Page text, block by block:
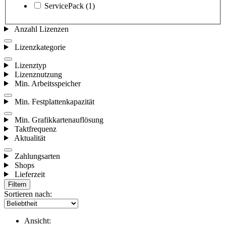
ServicePack (1)
Anzahl Lizenzen
Lizenzkategorie
Lizenztyp
Lizenznutzung
Min. Arbeitsspeicher
Min. Festplattenkapazität
Min. Grafikkartenauflösung
Taktfrequenz
Aktualität
Zahlungsarten
Shops
Lieferzeit
Filtern
Sortieren nach:
Ansicht: